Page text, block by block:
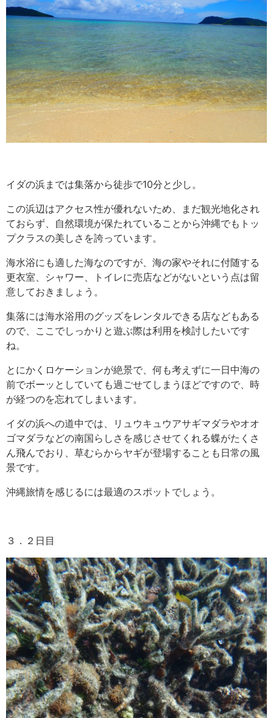
イダの浜までは集落から徒歩で10分と少し。
この浜辺はアクセス性が優れないため、まだ観光地化され
ておらず、自然環境が保たれていることから沖縄でもトッ
プクラスの美しさを誇っています。
海水浴にも適した海なのですが、海の家やそれに付随する
更衣室、シャワー、トイレに売店などがないという点は留
意しておきましょう。
集落には海水浴用のグッズをレンタルできる店などもある
ので、ここでしっかりと遊ぶ際は利用を検討したいです
ね。
とにかくロケーションが絶景で、何も考えずに一日中海の
前でボーッとしていても過ごせてしまうほどですので、時
が経つのを忘れてしまいます。
イダの浜への道中では、リュウキュウアサギマダラやオオ
ゴマダラなどの南国らしさを感じさせてくれる蝶がたくさ
ん飛んでおり、草むらからヤギが登場することも日常の風
景です。
沖縄旅情を感じるには最適のスポットでしょう。
３．２日目